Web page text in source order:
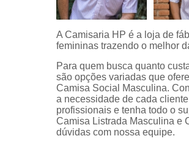
A Camisaria HP é a loja de
femininas trazendo o melhor
Para quem busca quanto
são opções variadas que
Camisa Social Masculina.
a necessidade de cada
profissionais e tenha todo o
Camisa Listrada Masculina e
dúvidas com nossa equipe.